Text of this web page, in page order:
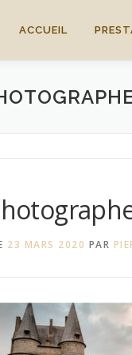
ACCUEIL
23 MARS 2020 PAR